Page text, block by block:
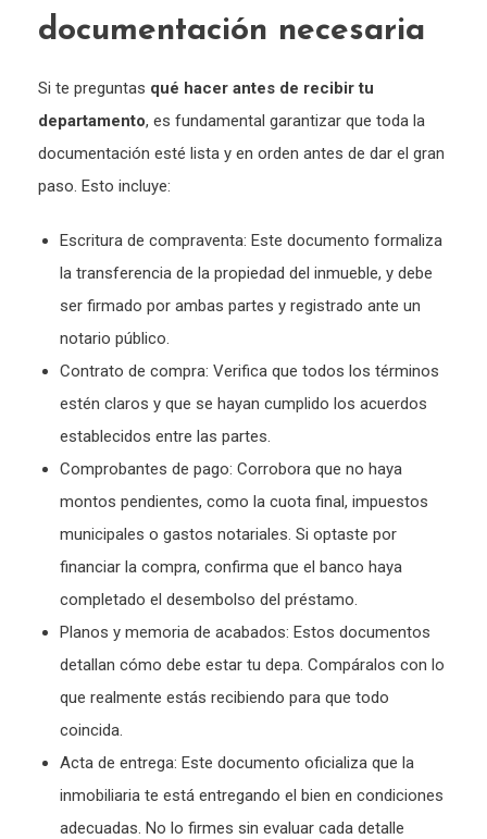
documentación necesaria
Si te preguntas qué hacer antes de recibir tu
departamento, es fundamental garantizar que toda la
documentación esté lista y en orden antes de dar el gran
paso. Esto incluye:
Escritura de compraventa: Este documento formaliza
la transferencia de la propiedad del inmueble, y debe
ser firmado por ambas partes y registrado ante un
notario público.
Contrato de compra: Verifica que todos los términos
estén claros y que se hayan cumplido los acuerdos
establecidos entre las partes.
Comprobantes de pago: Corrobora que no haya
montos pendientes, como la cuota final, impuestos
municipales o gastos notariales. Si optaste por
financiar la compra, confirma que el banco haya
completado el desembolso del préstamo.
Planos y memoria de acabados: Estos documentos
detallan cómo debe estar tu depa. Compáralos con lo
que realmente estás recibiendo para que todo
coincida.
Acta de entrega: Este documento oficializa que la
inmobiliaria te está entregando el bien en condiciones
adecuadas. No lo firmes sin evaluar cada detalle